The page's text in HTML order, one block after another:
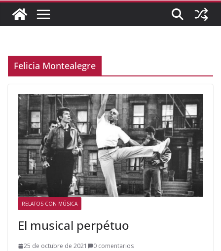
Felicia Montealegre
RELATOS CON MÚSICA
El musical perpétuo
25 de octubre de 2021
0 comentarios